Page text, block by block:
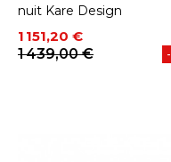
nuit Kare Design
Prix
1 151,20 €
Prix de base
1 439,00 €